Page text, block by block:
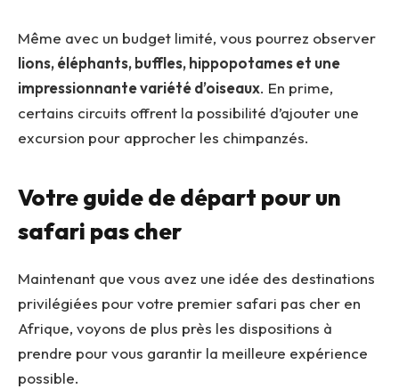
Même avec un budget limité, vous pourrez observer
lions, éléphants, buffles, hippopotames et une
impressionnante variété d’oiseaux. En prime,
certains circuits offrent la possibilité d’ajouter une
excursion pour approcher les chimpanzés.
Votre guide de départ pour un
safari pas cher
Maintenant que vous avez une idée des destinations
privilégiées pour votre premier safari pas cher en
Afrique, voyons de plus près les dispositions à
prendre pour vous garantir la meilleure expérience
possible.